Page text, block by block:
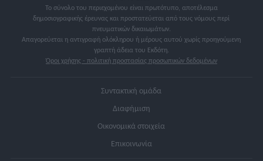
Το σύνολο του περιεχομένου είναι πρωτότυπο, αποτέλεσμα
δημοσιογραφικής έρευνας και προστατεύεται από τους νόμους περί
πνευματικών δικαιωμάτων.
Απαγορεύεται η αντιγραφή ολόκληρου ή μέρους αυτού χωρίς προηγούμενη
γραπτή άδεια του Εκδότη.
Όροι χρήσης - πολιτική προστασίας προσωπικών δεδομένων
Συντακτική ομάδα
Διαφήμιση
Οικονομικά στοιχεία
Επικοινωνία